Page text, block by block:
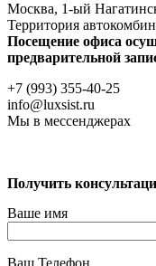
Москва, 1-ый
Территория
Посещение офиса
предварительной
+7 (993) 355-40-25
info@luxsist.ru
Мы в мессенджерах
Получить
Ваше имя